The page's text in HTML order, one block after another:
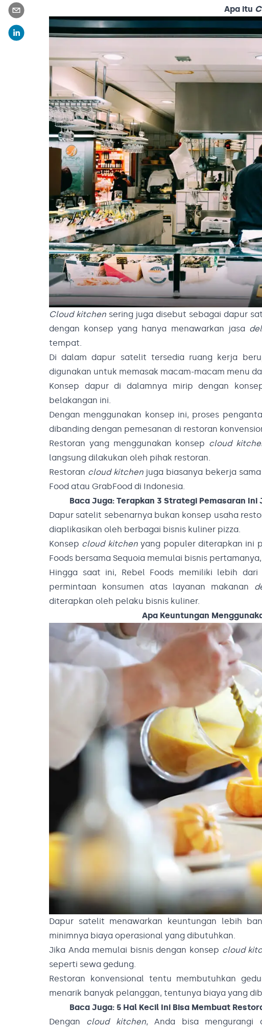
Apa itu
Cloud kitchen sering juga disebut sebagai dapur
dengan konsep yang hanya menawarkan jasa
tempat.
Di dalam dapur satelit tersedia ruang kerja
digunakan untuk memasak macam-macam menu
Konsep dapur di dalamnya mirip dengan
belakangan ini.
Dengan menggunakan konsep ini, proses
dibanding dengan pemesanan di restoran
Restoran yang menggunakan konsep cloud
langsung dilakukan oleh pihak restoran.
Restoran cloud kitchenjuga biasanya bekerja
Food atau GrabFood di Indonesia.
Baca Juga: Terapkan 3 Strategi Pemasaran Ini
Dapur satelit sebenarnya bukan konsep usaha
diaplikasikan oleh berbagai bisnis kuliner pizza.
Konsep cloud kitchenyang populer diterapkan ini
Foods bersama Sequoia memulai bisnis
Hingga saat ini, Rebel Foods memiliki lebih dari
permintaan konsumen atas layanan makanan
diterapkan oleh pelaku bisnis kuliner.
Apa Keuntungan
Dapur satelit menawarkan keuntungan lebih
minimnya biaya operasional yang dibutuhkan.
Jika Anda memulai bisnis dengan konsep cloud
seperti sewa gedung.
Restoran konvensional tentu membutuhkan
menarik banyak pelanggan, tentunya biaya yang
Baca Juga: 5 Hal Kecil Ini Bisa Membuat
Dengan cloud kitchen, Anda bisa mengurangi